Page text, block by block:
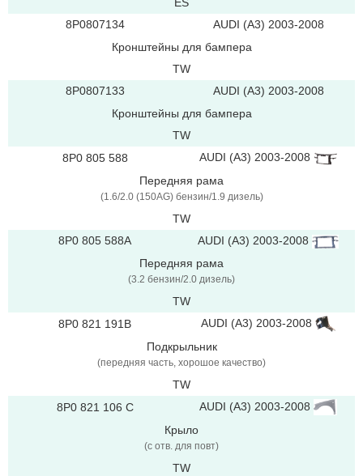
ES
8P0807134
AUDI (A3) 2003-2008
Кронштейны для бампера
TW
8P0807133
AUDI (A3) 2003-2008
Кронштейны для бампера
TW
8P0 805 588
AUDI (A3) 2003-2008
Передняя рама
(1.6/2.0 (150AG) бензин/1.9 дизель)
TW
8P0 805 588A
AUDI (A3) 2003-2008
Передняя рама
(3.2 бензин/2.0 дизель)
TW
8P0 821 191B
AUDI (A3) 2003-2008
Подкрыльник
(передняя часть, хорошое качество)
TW
8P0 821 106 C
AUDI (A3) 2003-2008
Крыло
(с отв. для повт)
TW